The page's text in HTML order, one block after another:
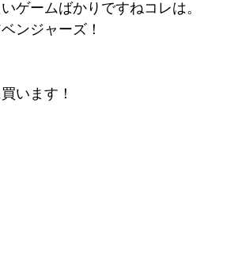
ゲームばかりですねコレは。
ンジャーズ！
います！